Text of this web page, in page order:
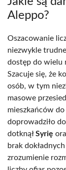
Aleppo?
Oszacowanie
niezwykle
dostęp do wielu
Szacuje się, że
osób, w tym
masowe
mieszkańców
doprowadziło
dotknąłSyrię
brak
zrozumienie